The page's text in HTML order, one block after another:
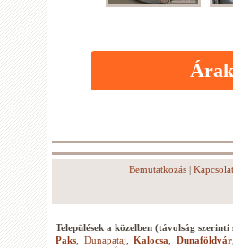
Bemutatkozás | Kapcsolat
Települések a közelben (távolság szerinti
Paks
Dunapataj Kalocsa Dunaföldvár,